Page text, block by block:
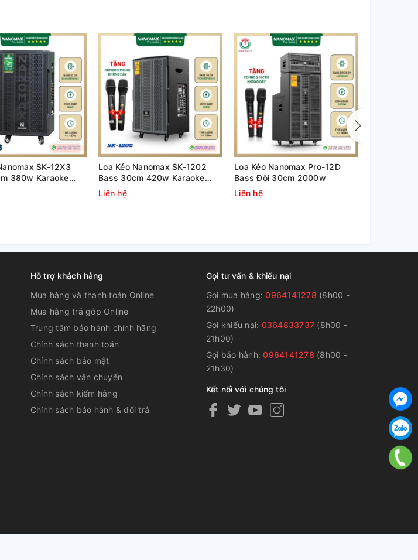
xe
loa không
bánh xe. Ngoài
3 đường
bao gồm 1 loa
lên
tỏa trong không
SK-12X3
380w Karaoke
Loa Kéo Nanomax SK-1202
Bass 30cm 420w Karaoke
Bluetooth
Liên hệ
Loa Kéo Nanomax Pro-12D
Bass Đôi 30cm 2000w
Liên hệ
Hỗ trợ khách hàng
Mua hàng và thanh toán Online
Mua hàng trả góp Online
Trung tâm bảo hành chính hãng
Chính sách thanh toán
Chính sách bảo mật
Chính sách vận chuyển
Chính sách kiểm hàng
Chính sách bảo hành & đổi trả
Gọi tư vấn & khiếu nại
Gọi mua hàng:0964141278 (8h00 -
22h00)
Gọi khiếu nại: 0364833737 (8h00 -
21h00)
Gọi bảo hành:0964141278 (8h00 -
21h30)
Kết nối với chúng tôi